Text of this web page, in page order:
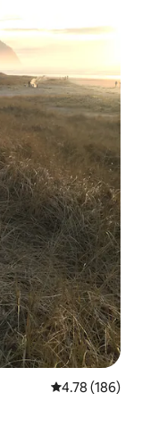
レビュー186
4.78 (186)